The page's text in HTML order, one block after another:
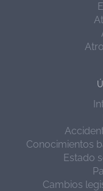
Conocimientos
Estado
Cambios